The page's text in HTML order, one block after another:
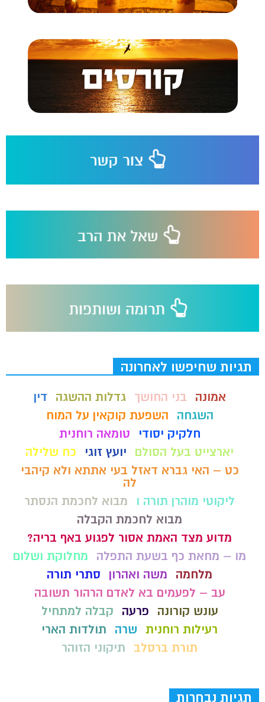
תגיות שחיפשו לאחרונה
אמונה בני החושך גדלות ההשגה
דין
השגחה
השפעת קוקאין על המוח
חלקיק יסודי
טומאה רוחנית
יארצייט בעל הסולם
יועץ זוגי
כח שלילה
כט – האי גברא דאזל בעי אתתא ולא קיהבי
לה
ליקוטי מוהרן תורה ו
מבוא לחכמת הנסתר
מבוא לחכמת הקבלה
מדוע מצד האמת אסור לפגוע באף בריה?
מו – מחאת כף בשעת התפלה
מחלוקת ושלום
מלחמה
משה ואהרון
סתרי תורה
עב – לפעמים בא לאדם הרהור תשובה
עונש קורונה
פרעה
קבלה למתחיל
רעילות רוחנית שרה
תולדות הארי
תורת ברסלב
תיקוני הזוהר
תגיות נבחרות